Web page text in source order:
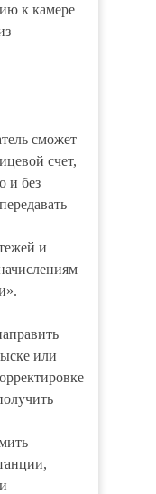
к камере
сможет
счет,
и без
и
или